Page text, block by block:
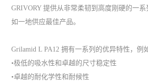
GRIVORY 提供从非常柔韧到高度刚硬的一
如一地供应最佳产品。
Grilamid L PA12 拥有一系列的优异特性，例
•极低的吸水性和卓越的尺寸稳定性
•卓越的耐化学性和耐候性